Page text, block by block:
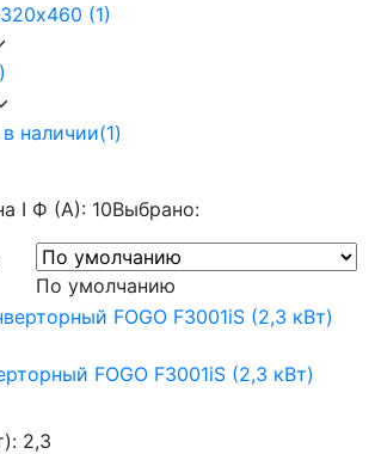
(1)
наличии(1)
I Ф (А): 10Выбрано:
По умолчанию
FOGO F3001iS (2,3 кВт)
2,3